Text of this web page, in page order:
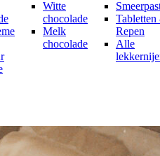
Witte
chocolade
Melk
chocolade
Repen
Alle